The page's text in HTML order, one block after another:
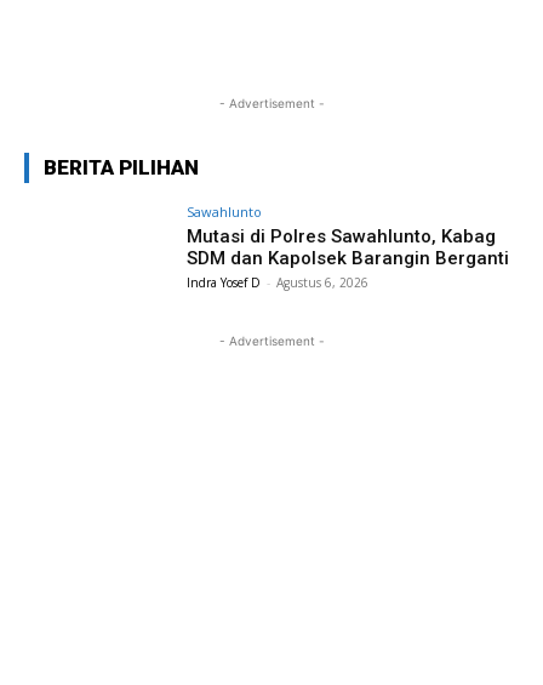
- Advertisement -
BERITA PILIHAN
Sawahlunto
Mutasi di Polres Sawahlunto, Kabag
SDM dan Kapolsek Barangin Berganti
Indra Yosef D - Agustus 6, 2026
- Advertisement -